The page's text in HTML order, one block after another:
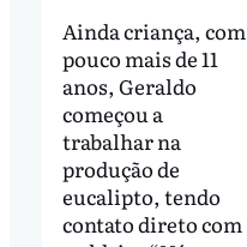
Ainda criança, com
pouco mais de 11
anos, Geraldo
começou a
trabalhar na
produção de
eucalipto, tendo
contato direto com